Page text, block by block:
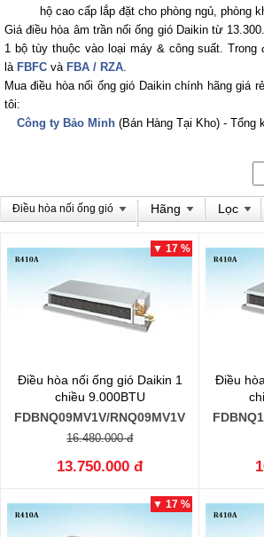
hộ cao cấp lắp đặt cho phòng ngủ, phòng
Giá điều hòa âm trần nối ống gió Daikin từ
1 bộ tùy thuộc vào loại máy & công suất. Trong
là FBFC và FBA / RZA.
Mua điều hòa nối ống gió Daikin chính hãng giá
tôi:
Công ty Bảo Minh (Bán Hàng Tại Kho) - Tổng
Điều hòa nối ống gió Hãng Lọc
▼ 17 %
Điều hòa nối ống gió Daikin 1
chiều 9.000BTU
FDBNQ09MV1V/RNQ09MV1V
16.480.000 đ
13.750.000 đ
Điều
▼ 17 %